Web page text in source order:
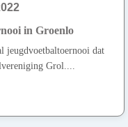
in Groenlo
jeugdvoetbaltoernooi dat
Grol....